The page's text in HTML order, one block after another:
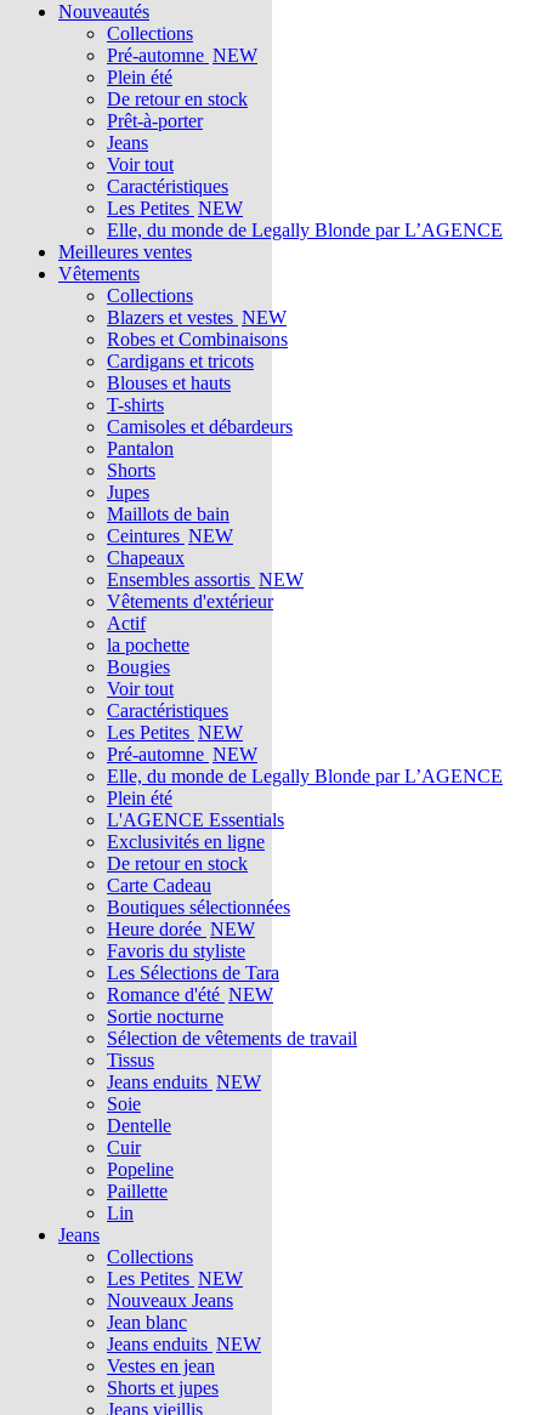
Nouveautés
Collections
Pré-automne NEW
Plein été
De retour en stock
Prêt-à-porter
Jeans
Voir tout
Caractéristiques
Les Petites NEW
Elle, du monde de Legally Blonde par L’AGENCE
Meilleures ventes
Vêtements
Collections
Blazers et vestes NEW
Robes et Combinaisons
Cardigans et tricots
Blouses et hauts
T-shirts
Camisoles et débardeurs
Pantalon
Shorts
Jupes
Maillots de bain
Ceintures NEW
Chapeaux
Ensembles assortis NEW
Vêtements d'extérieur
Actif
la pochette
Bougies
Voir tout
Caractéristiques
Les Petites NEW
Pré-automne NEW
Elle, du monde de Legally Blonde par L’AGENCE
Plein été
L'AGENCE Essentials
Exclusivités en ligne
De retour en stock
Carte Cadeau
Boutiques sélectionnées
Heure dorée NEW
Favoris du styliste
Les Sélections de Tara
Romance d'été NEW
Sortie nocturne
Sélection de vêtements de travail
Tissus
Jeans enduits NEW
Soie
Dentelle
Cuir
Popeline
Paillette
Lin
Jeans
Collections
Les Petites NEW
Nouveaux Jeans
Jean blanc
Jeans enduits NEW
Vestes en jean
Shorts et jupes
Jeans vieillis